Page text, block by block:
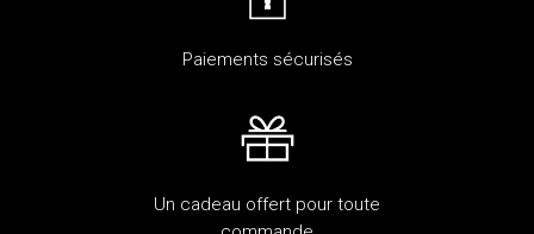
Paiements sécurisés
Un cadeau offert pour toute